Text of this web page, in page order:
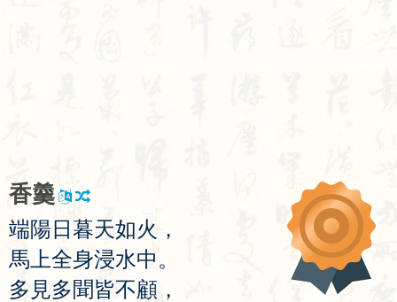
香羹
端陽 日 暮天如火 ，
馬 上全身浸水中。
多 見多聞皆不顧 ，